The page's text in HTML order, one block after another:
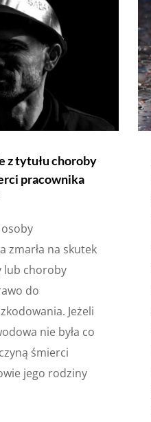
z tytułu choroby
pracownika
zmarła na skutek
lub choroby
do
Jeżeli
nie była co
śmierci
jego rodziny